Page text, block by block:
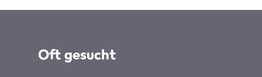
Oft gesucht